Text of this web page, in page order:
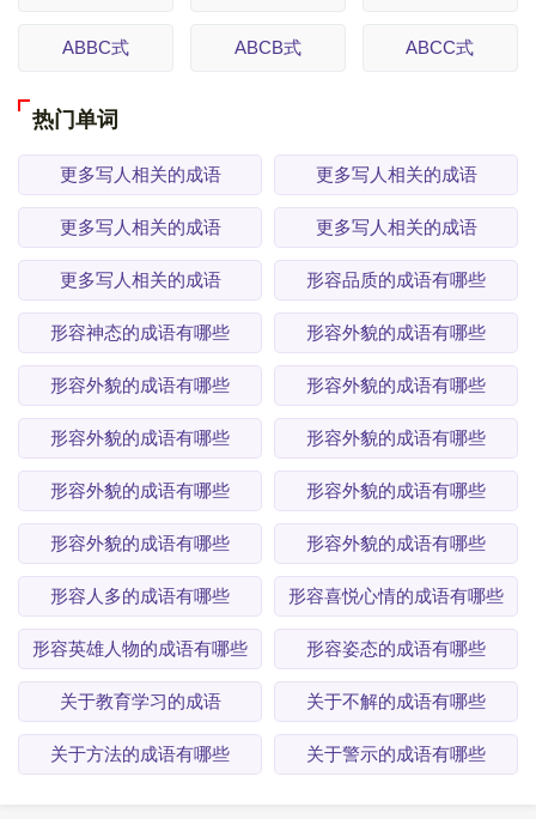
ABBC式 ABCB式 ABCC式
热门单词
更多写人相关的成语 更多写人相关的成语
更多写人相关的成语 更多写人相关的成语
更多写人相关的成语 形容品质的成语有哪些
形容神态的成语有哪些 形容外貌的成语有哪些
形容外貌的成语有哪些 形容外貌的成语有哪些
形容外貌的成语有哪些 形容外貌的成语有哪些
形容外貌的成语有哪些 形容外貌的成语有哪些
形容外貌的成语有哪些 形容外貌的成语有哪些
形容人多的成语有哪些 形容喜悦心情的成语有哪些
形容英雄人物的成语有哪些 形容姿态的成语有哪些
关于教育学习的成语 关于不解的成语有哪些
关于方法的成语有哪些 关于警示的成语有哪些